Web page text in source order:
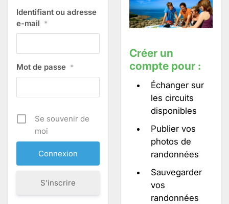
Identifiant ou adresse
e-mail *
Mot de passe *
Se souvenir de
moi
S’inscrire
Créer un
compte pour :
Échanger sur
les circuits
disponibles
Publier vos
photos de
randonnées
Sauvegarder
vos
randonnées